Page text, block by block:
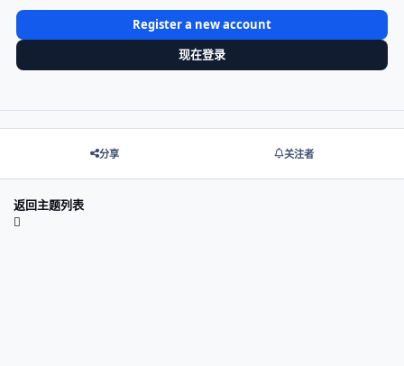
Register a new account
现在登录
分享 关注者
返回主题列表